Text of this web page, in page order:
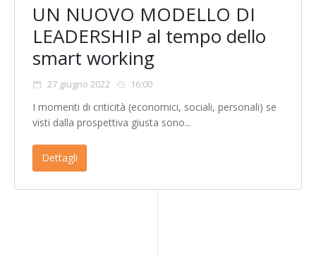
UN NUOVO MODELLO DI
LEADERSHIP al tempo dello
smart working
27 giugno 2022 16:00
I momenti di criticità (economici, sociali, personali) se
visti dalla prospettiva giusta sono...
Dettagli